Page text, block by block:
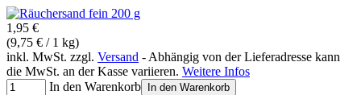
1,95 €
(9,75 € / 1 kg)
inkl. MwSt. zzgl. Versand - Abhängig von der Lieferadresse kann
die MwSt. an der Kasse variieren. Weitere Infos
In den Warenkorb
In den Warenkorb